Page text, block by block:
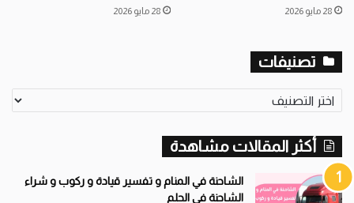
28 مايو 2026 28 مايو 2026
تصنيفات
ص
ف
ا
ت
أكثر المقالات مشاهدة
الشاحنة في المنام و تفسير قيادة و ركوب و شراء
الشاحنة في الحلم